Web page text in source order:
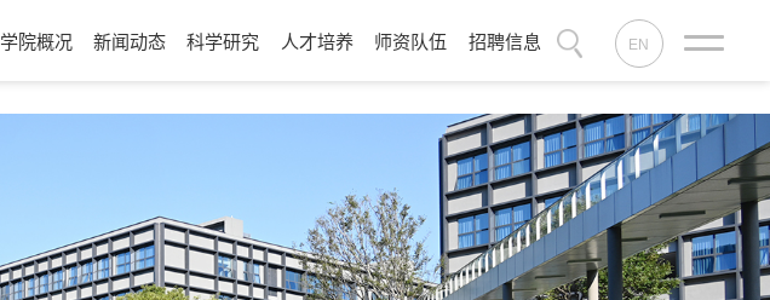
学院概况 新闻动态 科学研究 人才培养 师资队伍 招聘信息 EN